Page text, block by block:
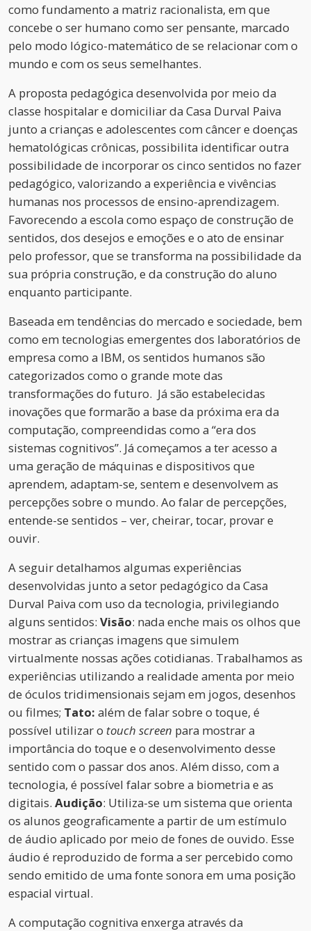
como fundamento a matriz racionalista, em que
concebe o ser humano como ser pensante, marcado
pelo modo lógico-matemático de se relacionar com o
mundo e com os seus semelhantes.
A proposta pedagógica desenvolvida por meio da
classe hospitalar e domiciliar da Casa Durval Paiva
junto a crianças e adolescentes com câncer e doenças
hematológicas crônicas, possibilita identificar outra
possibilidade de incorporar os cinco sentidos no fazer
pedagógico, valorizando a experiência e vivências
humanas nos processos de ensino-aprendizagem.
Favorecendo a escola como espaço de construção de
sentidos, dos desejos e emoções e o ato de ensinar
pelo professor, que se transforma na possibilidade da
sua própria construção, e da construção do aluno
enquanto participante.
Baseada em tendências do mercado e sociedade, bem
como em tecnologias emergentes dos laboratórios de
empresa como a IBM, os sentidos humanos são
categorizados como o grande mote das
transformações do futuro. Já são estabelecidas
inovações que formarão a base da próxima era da
computação, compreendidas como a “era dos
sistemas cognitivos”. Já começamos a ter acesso a
uma geração de máquinas e dispositivos que
aprendem, adaptam-se, sentem e desenvolvem as
percepções sobre o mundo. Ao falar de percepções,
entende-se sentidos – ver, cheirar, tocar, provar e
ouvir.
A seguir detalhamos algumas experiências
desenvolvidas junto a setor pedagógico da Casa
Durval Paiva com uso da tecnologia, privilegiando
alguns sentidos: Visão: nada enche mais os olhos que
mostrar as crianças imagens que simulem
virtualmente nossas ações cotidianas. Trabalhamos as
experiências utilizando a realidade amenta por meio
de óculos tridimensionais sejam em jogos, desenhos
ou filmes; Tato: além de falar sobre o toque, é
possível utilizar o touch screen para mostrar a
importância do toque e o desenvolvimento desse
sentido com o passar dos anos. Além disso, com a
tecnologia, é possível falar sobre a biometria e as
digitais. Audição: Utiliza-se um sistema que orienta
os alunos geograficamente a partir de um estímulo
de áudio aplicado por meio de fones de ouvido. Esse
áudio é reproduzido de forma a ser percebido como
sendo emitido de uma fonte sonora em uma posição
espacial virtual.
A computação cognitiva enxerga através da